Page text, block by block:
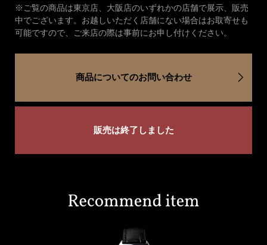
※ご覧の商品は東京店、大阪店のいずれかの店舗で展示、販売
中でございます。お越しいただく店舗にない場合はお取寄せも
可能ですので、ご来店の際は事前にお申し付けください。
商品についてのお問い合わせ
販売は終了しました